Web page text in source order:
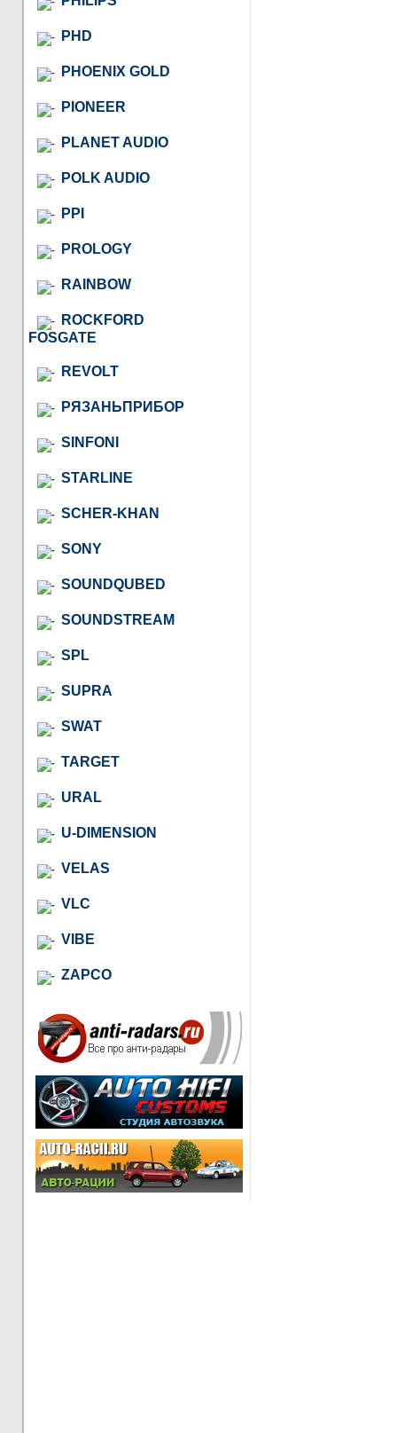
PHD
PHOENIX GOLD
PIONEER
PLANET AUDIO
POLK AUDIO
PPI
PROLOGY
RAINBOW
ROCKFORD
FOSGATE
REVOLT
РЯЗАНЬПРИБОР
SINFONI
STARLINE
SCHER-KHAN
SONY
SOUNDQUBED
SOUNDSTREAM
SPL
SUPRA
SWAT
TARGET
URAL
U-DIMENSION
VELAS
VLC
VIBE
ZAPCO